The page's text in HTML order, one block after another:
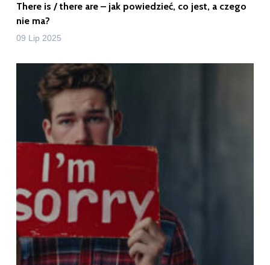
There is / there are – jak powiedzieć, co jest, a czego
nie ma?
09 Lip 2025